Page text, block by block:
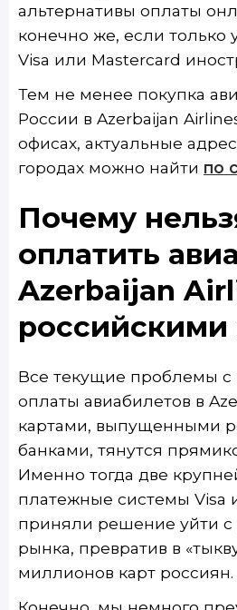
альтернативы оплаты
конечно же, если только
Visa или Mastercard
Тем не менее покупка
России в Azerbaijan
офисах, актуальные
городах можно найти по
Почему
оплатить
Azerbaijan
российскими
Все текущие проблемы с
оплаты авиабилетов в
картами, выпущенными
банками, тянутся
Именно тогда две
платежные системы Visa
приняли решение уйти с
рынка, превратив в
миллионов карт россиян.